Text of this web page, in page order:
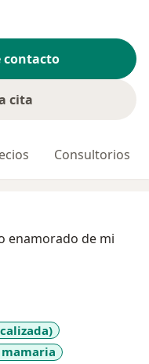
contacto
cita
Consultorios